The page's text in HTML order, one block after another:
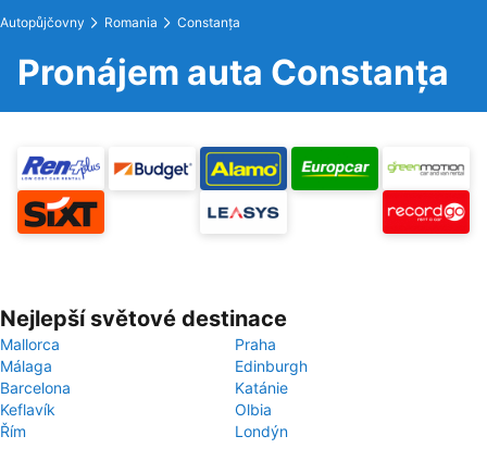
Autopůjčovny Romania Constanța
Pronájem auta Constanța
Nejlepší světové destinace
Mallorca
Praha
Málaga
Edinburgh
Barcelona
Katánie
Keflavík
Olbia
Řím
Londýn